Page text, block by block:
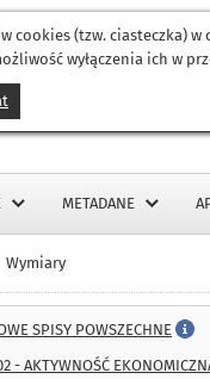
cookies (tzw. ciasteczka)
wyłączenia ich w
METADANE
Wymiary
SPISY POWSZECHNE
- AKTYWNOŚĆ